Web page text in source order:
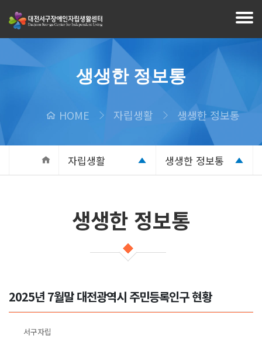
생생한 정보통
HOME 자립생활 생생한 정보통
자립생활 생생한 정보통
생생한 정보통
2025년 7월말 대전광역시 주민등록인구 현황
서구자립